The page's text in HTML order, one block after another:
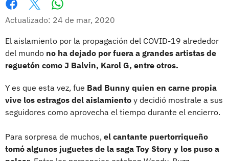
Facebook
X
Actualizado: 24 de mar, 2020
El aislamiento por la propagación del COVID-19 alrededor
del mundo no ha dejado por fuera a grandes artistas de
reguetón como J Balvin, Karol G, entre otros.
Y es que esta vez, fue Bad Bunny quien en carne propia
vive los estragos del aislamiento y decidió mostrale a sus
seguidores como aprovecha el tiempo durante el encierro.
Para sorpresa de muchos, el cantante puertorriqueño
tomó algunos juguetes de la saga Toy Story y los puso a